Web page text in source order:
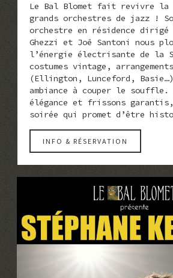
Le Bal Blomet fait revivre la
grands orchestres de jazz !
orchestre en résidence dirigé
Ghezzi et Joë Santoni nous
l’énergie électrisante de la
costumes vintage,
(Ellington, Lunceford,
ambiance à couper le souffle.
élégance et frissons
soirée qui promet d’être
INFO & RÉSERVATION